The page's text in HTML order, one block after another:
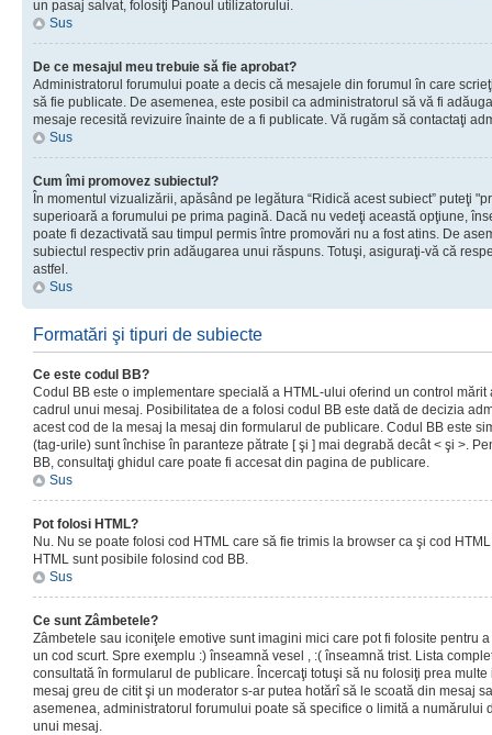
un pasaj salvat, folosiţi Panoul utilizatorului.
Sus
De ce mesajul meu trebuie să fie aprobat?
Administratorul forumului poate a decis că mesajele din forumul în care
să fie publicate. De asemenea, este posibil ca administratorul să vă fi
mesaje recesită revizuire înainte de a fi publicate. Vă rugăm să contactaţi
Sus
Cum îmi promovez subiectul?
În momentul vizualizării, apăsând pe legătura “Ridică acest subiect” puteţi
superioară a forumului pe prima pagină. Dacă nu vedeţi această opţiune,
poate fi dezactivată sau timpul permis între promovări nu a fost atins. De
subiectul respectiv prin adăugarea unui răspuns. Totuşi, asiguraţi-vă că
astfel.
Sus
Formatări şi tipuri de subiecte
Ce este codul BB?
Codul BB este o implementare specială a HTML-ului oferind un control
cadrul unui mesaj. Posibilitatea de a folosi codul BB este dată de decizia
acest cod de la mesaj la mesaj din formularul de publicare. Codul BB este
(tag-urile) sunt închise în paranteze pătrate [ şi ] mai degrabă decât < şi >.
BB, consultaţi ghidul care poate fi accesat din pagina de publicare.
Sus
Pot folosi HTML?
Nu. Nu se poate folosi cod HTML care să fie trimis la browser ca şi cod
HTML sunt posibile folosind cod BB.
Sus
Ce sunt Zâmbetele?
Zâmbetele sau iconiţele emotive sunt imagini mici care pot fi folosite pentru
un cod scurt. Spre exemplu :) înseamnă vesel , :( înseamnă trist. Lista
consultată în formularul de publicare. Încercaţi totuşi să nu folosiţi prea
mesaj greu de citit şi un moderator s-ar putea hotărî să le scoată din mesaj
asemenea, administratorul forumului poate să specifice o limită a numărului
unui mesaj.